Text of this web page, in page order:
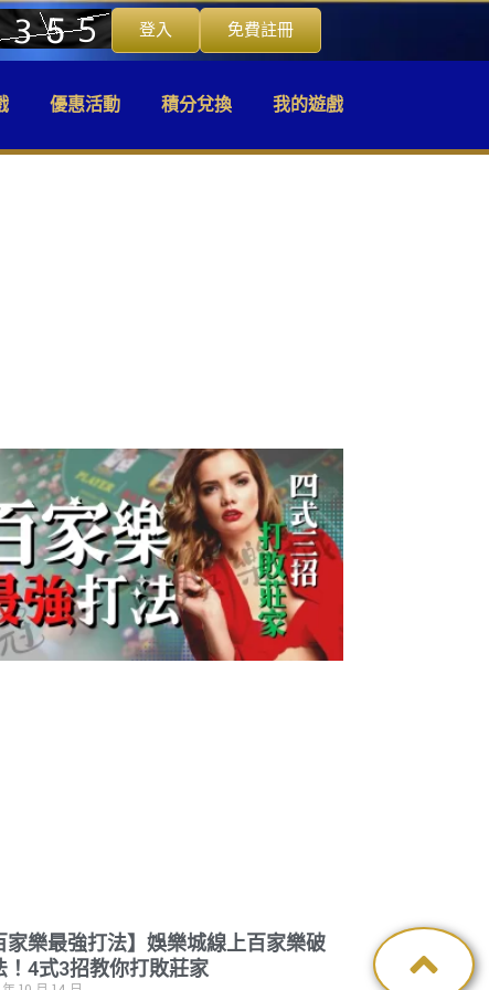
登入 免費註冊
優惠活動 積分兌換 我的遊戲
家樂最強打法】娛樂城線上百家樂破
！4式3招教你打敗莊家